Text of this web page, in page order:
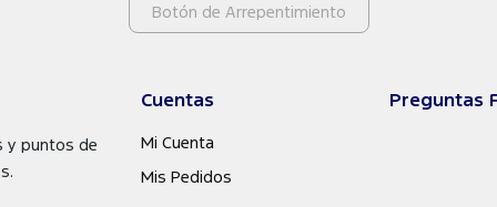
Botón de Arrepentimiento
y puntos de
Cuentas
Mi Cuenta
Mis Pedidos
Preguntas